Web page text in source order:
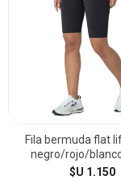
Fila bermuda flat
negro/rojo/
$U 1.150